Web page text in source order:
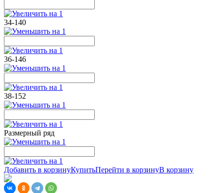
34-140
36-146
38-152
Размерный ряд
Добавить в корзинуКупитьПерейти в корзинуВ корзину